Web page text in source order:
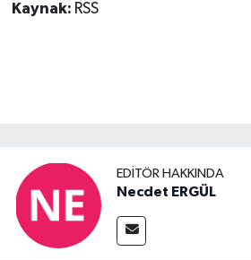
Kaynak: RSS
EDITÖR HAKKINDA
Necdet ERGÜL